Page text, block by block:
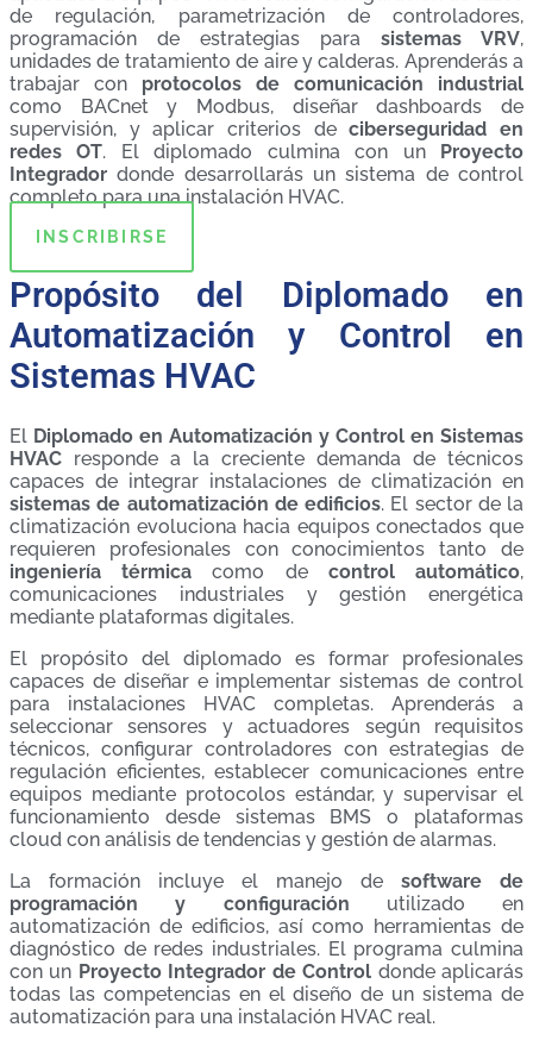
de regulación, parametrización de controladores,
programación de estrategias para sistemas VRV,
unidades de tratamiento de aire y calderas. Aprenderás a
trabajar con protocolos de comunicación industrial
como BACnet y Modbus, diseñar dashboards de
supervisión, y aplicar criterios deciberseguridad en
redes OT. El diplomado culmina con un
Proyecto
Integrador donde desarrollarás un sistema de control
completo para una instalación HVAC.
INSCRIBIRSE
Propósito del Diplomado en
Automatización y Control en
Sistemas HVAC
El Diplomado en Automatización y Control en Sistemas
HVAC responde a la creciente demanda de técnicos
capaces de integrar instalaciones de climatización en
sistemas de automatización de edificios. El sector de la
climatización evoluciona hacia equipos conectados que
requieren profesionales con conocimientos tanto de
ingeniería térmica como de control automático,
comunicaciones industriales y gestión energética
mediante plataformas digitales.
El propósito del diplomado es formar profesionales
capaces de diseñar e implementar sistemas de control
para instalaciones HVAC completas. Aprenderás a
seleccionar sensores y actuadores según requisitos
técnicos, configurar controladores con estrategias de
regulación eficientes, establecer comunicaciones entre
equipos mediante protocolos estándar, y supervisar el
funcionamiento desde sistemas BMS o plataformas
cloud con análisis de tendencias y gestión de alarmas.
La formación incluye el manejo de software de
programación y configuración utilizado en
automatización de edificios, así como herramientas de
diagnóstico de redes industriales. El programa culmina
con un Proyecto Integrador de Control donde aplicarás
todas las competencias en el diseño de un sistema de
automatización para una instalación HVAC real.